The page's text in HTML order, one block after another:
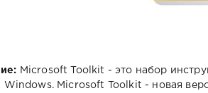
Microsoft Toolkit - это набор
Windows. Microsoft Toolkit - новая